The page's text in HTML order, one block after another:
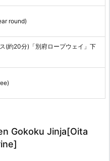
round)
(約20分)「別府ロープウェイ」下
Gokoku Jinja[Oita